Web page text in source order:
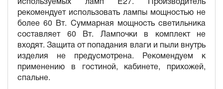
рекомендует использовать лампы мощностью не
более 60 Вт. Суммарная мощность светильника
составляет 60 Вт. Лампочки в комплект не
входят. Защита от попадания влаги и пыли внутрь
изделия не предусмотрена. Рекомендуем к
применению в гостиной, кабинете, прихожей,
спальне.